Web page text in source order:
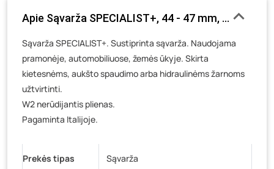
Veteranų g. 11, Visaginas - 0 vienetų
Baravykų g. 1, Druskininkai- 0 vienetų
Vilniaus g. 89D, Ukmergė - 0 vienetų
K. Donelaičio g. 17, Rokiškis
Šaltupės g. 64, Zarasai
Apie Sąvarža SPECIALIST+, 44 - 47 mm, plati, su
Sąvarža SPECIALIST+. Sustiprinta sąvarža. Naudojama
pramonėje, automobiliuose, žemės ūkyje. Skirta
kietesnėms, aukšto spaudimo arba hidraulinėms žarnoms
užtvirtinti.
W2 nerūdijantis plienas.
Pagaminta Italijoje.
Prekės tipas Sąvarža